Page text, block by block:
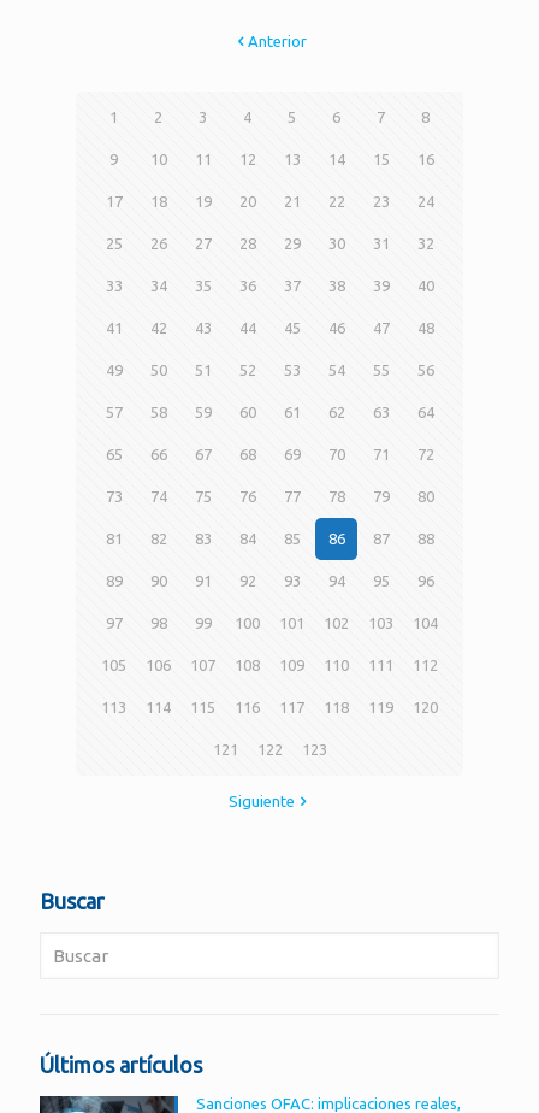
Anterior
1 2 3 4 5 6 7 8
9 10 11 12 13 14 15 16
17 18 19 20 21 22 23 24
25 26 27 28 29 30 31 32
33 34 35 36 37 38 39 40
41 42 43 44 45 46 47 48
49 50 51 52 53 54 55 56
57 58 59 60 61 62 63 64
65 66 67 68 69 70 71 72
73 74 75 76 77 78 79 80
81 82 83 84 85 86 87 88
89 90 91 92 93 94 95 96
97 98 99 100 101 102 103 104
105 106 107 108 109 110 111 112
113 114 115 116 117 118 119 120
121 122 123
Siguiente
Buscar
Últimos artículos
Sanciones OFAC: implicaciones reales,